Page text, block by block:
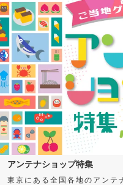
アンテナショップ特集
東京にある全国各地のアンテ